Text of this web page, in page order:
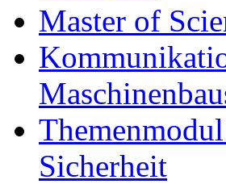
Master of
Sicherheit